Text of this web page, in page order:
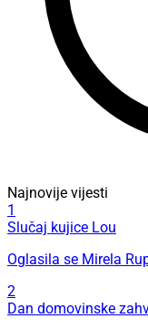
Najnovije vijesti
1
Slučaj kujice Lou
Oglasila se Mirela
2
Dan domovinske